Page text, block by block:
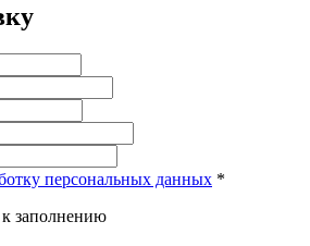
персональных данных *
к заполнению